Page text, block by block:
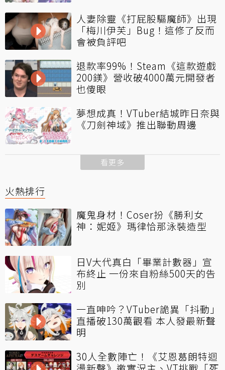
人妻除靈《打屁股驅魔師》出現
「梅川伊芙」Bug！這修了反而
會被負評吧
退款率99%！Steam《這款遊戲
200鎂》營收破4000萬元開發者
也傻眼
夢想成真！VTuber結城昨日奈與
《刀劍神域》推出聯動周邊
看更多
火熱排行
魔鬼身材！Coser扮《勝利女
神：妮姬》瑪律恰那泳裝造型
日V大代真白「畢業計數器」宣
布終止 一份來自粉絲500天的告
別
一直呻吟？VTuber詭異「抖動」
直播破130萬觀看 本人發最新聲
明
30人全數陣亡！《艾恩葛朗特迴